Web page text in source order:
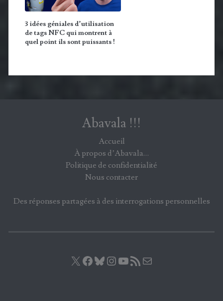
3 idées géniales d’utilisation
de tags NFC qui montrent à
quel point ils sont puissants !
Abavala !!!
Accueil
À propos d’Abavala…
Politique de confidentialité
Nous contacter
Des réponses partagées à des interrogations personnelles
X Facebook
Bluesky
Instagram
YouTube
Flux RSS